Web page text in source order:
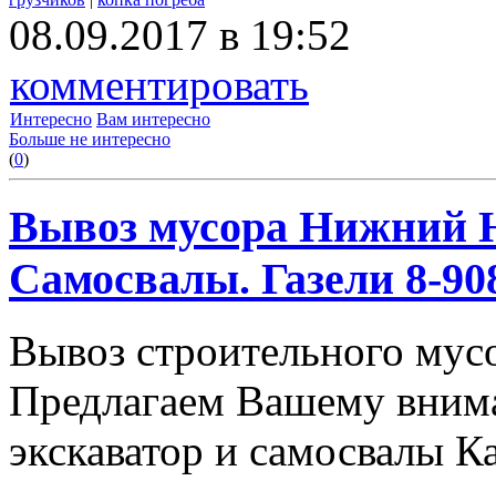
08.09.2017 в 19:52
комментировать
Интересно Вам интересно
Больше не интересно
(0)
Вывоз мусора Нижний
Самосвалы. Газели 8-
Вывоз строительного
Предлагаем Вашему
экскаватор и самосвалы